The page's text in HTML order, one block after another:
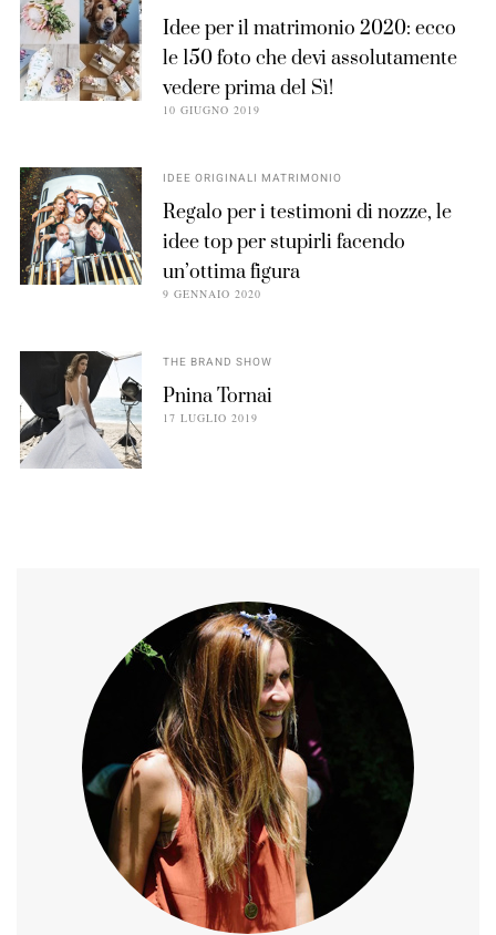
Idee per il matrimonio 2020: ecco
le 150 foto che devi assolutamente
vedere prima del Sì!
10 GIUGNO 2019
IDEE ORIGINALI MATRIMONIO
Regalo per i testimoni di nozze, le
idee top per stupirli facendo
un’ottima figura
9 GENNAIO 2020
THE BRAND SHOW
Pnina Tornai
17 LUGLIO 2019